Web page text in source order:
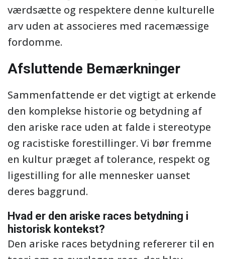
værdsætte og respektere denne kulturelle
arv uden at associeres med racemæssige
fordomme.
Afsluttende Bemærkninger
Sammenfattende er det vigtigt at erkende
den komplekse historie og betydning af
den ariske race uden at falde i stereotype
og racistiske forestillinger. Vi bør fremme
en kultur præget af tolerance, respekt og
ligestilling for alle mennesker uanset
deres baggrund.
Hvad er den ariske races betydning i
historisk kontekst?
Den ariske races betydning refererer til en